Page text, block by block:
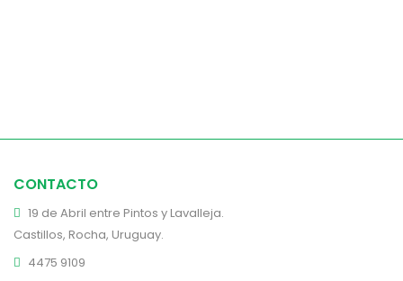
CONTACTO
19 de Abril entre Pintos y Lavalleja.
Castillos, Rocha, Uruguay.
4475 9109